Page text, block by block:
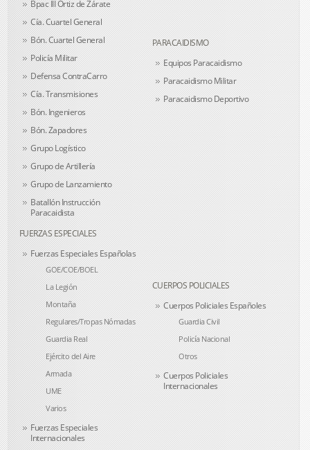
Bpac III Ortiz de Zárate
Cía. Cuartel General
Bón. Cuartel General
Policía Militar
Defensa ContraCarro
Cía. Transmisiones
Bón. Ingenieros
Bón. Zapadores
Grupo Logístico
Grupo de Artillería
Grupo de Lanzamiento
Batallón Instrucción
Paracaidista
PARACAIDISMO
Equipos Paracaidismo
Paracaidismo Militar
Paracaidismo Deportivo
FUERZAS ESPECIALES
Fuerzas Especiales Españolas
GOE/COE/BOEL
La Legión
Montaña
Regulares/Tropas Nómadas
Guardia Real
Ejército del Aire
Armada
UME
Varios
Fuerzas Especiales
Internacionales
CUERPOS POLICIALES
Cuerpos Policiales Españoles
Guardia Civil
Policía Nacional
Otros
Cuerpos Policiales
Internacionales